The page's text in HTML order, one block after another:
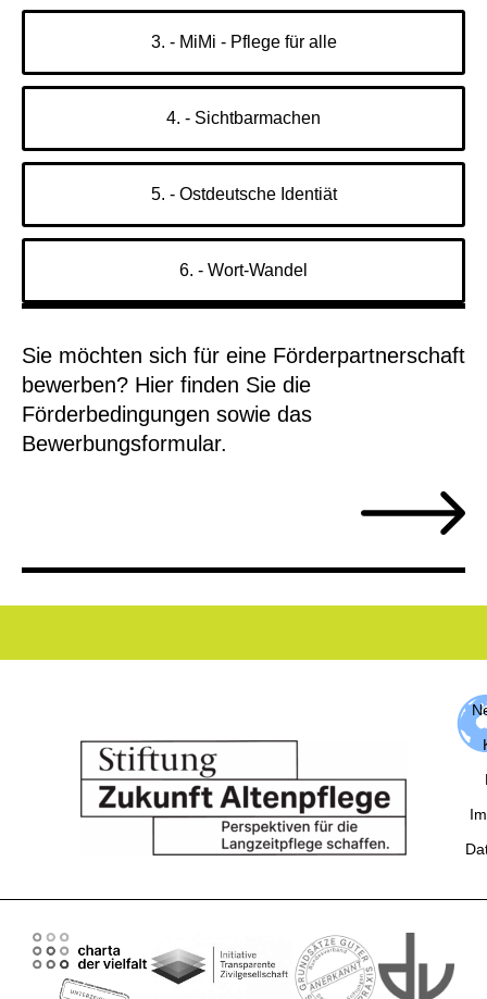
3. - MiMi - Pflege für alle
4. - Sichtbarmachen
5. - Ostdeutsche Identiät
6. - Wort-Wandel
Sie möchten sich für eine Förderpartnerschaft
bewerben? Hier finden Sie die
Förderbedingungen sowie das
Bewerbungsformular.